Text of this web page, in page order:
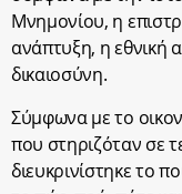
Μνημονίου, η
ανάπτυξη, η εθνική
δικαιοσύνη.
Σύμφωνα με το
που στηριζόταν σε
διευκρινίστηκε το